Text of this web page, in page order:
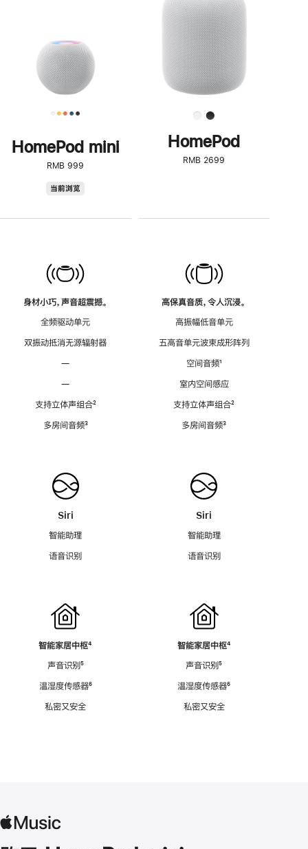
HomePod mini
RMB 999
当前浏览
身材小巧，声音超震撼。
全频驱动单元
双振动抵消无源辐射器
—
—
支持立体声组合脚
²
多房间音频脚
³
Siri
智能助理
语音识别
智能家居中枢脚
⁴
声音识别脚
⁵
温湿度传感器脚
⁶
私密又安全
了
解
HomePod<
HomePod
RMB 2699
高保真音质，令人沉浸。
高振幅低音单元
五高音单元波束成形阵列
空间音频脚
¹
室内空间感应
支持立体声组合脚
²
多房间音频脚
³
Siri
智能助理
语音识别
智能家居中枢脚
⁴
声音识别脚
⁵
温湿度传感器脚
⁶
私密又安全